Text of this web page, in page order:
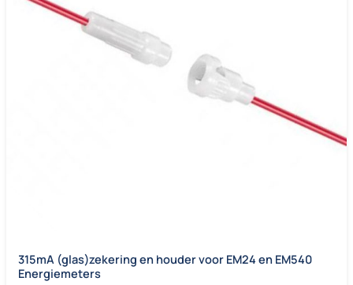
315mA (glas)zekering en houder voor EM24 en EM540
Energiemeters